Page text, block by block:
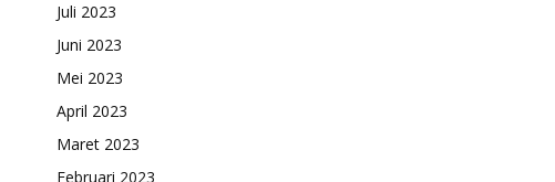
Juli 2023
Juni 2023
Mei 2023
April 2023
Maret 2023
Februari 2023